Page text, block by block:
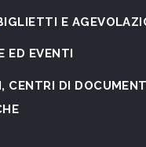
E
ED EVENTI
CENTRI DI